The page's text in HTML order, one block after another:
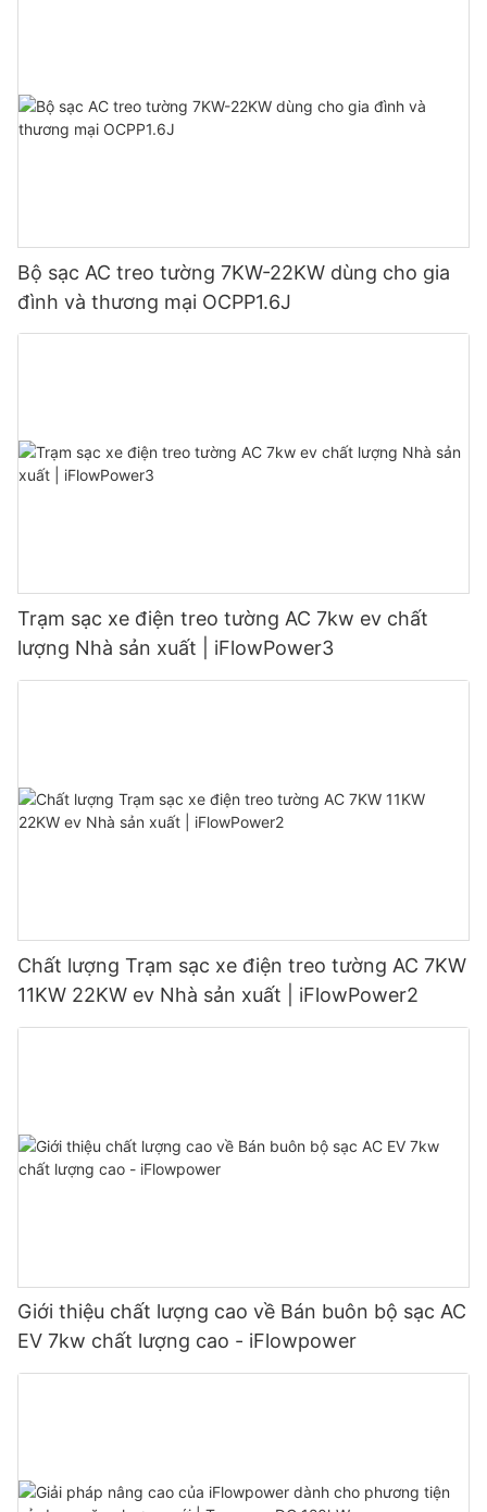
Bộ sạc AC treo tường 7KW-22KW dùng cho gia
đình và thương mại OCPP1.6J
Trạm sạc xe điện treo tường AC 7kw ev chất
lượng Nhà sản xuất | iFlowPower3
Chất lượng Trạm sạc xe điện treo tường AC 7KW
11KW 22KW ev Nhà sản xuất | iFlowPower2
Giới thiệu chất lượng cao về Bán buôn bộ sạc AC
EV 7kw chất lượng cao - iFlowpower